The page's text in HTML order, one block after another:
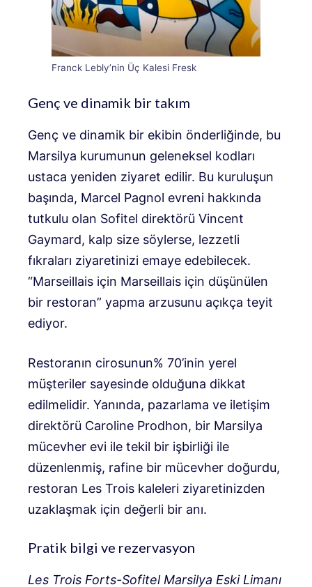
Franck Lebly’nin Üç Kalesi Fresk
Genç ve dinamik bir takım
Genç ve dinamik bir ekibin önderliğinde, bu
Marsilya kurumunun geleneksel kodları
ustaca yeniden ziyaret edilir. Bu kuruluşun
başında, Marcel Pagnol evreni hakkında
tutkulu olan Sofitel direktörü Vincent
Gaymard, kalp size söylerse, lezzetli
fıkraları ziyaretinizi emaye edebilecek.
“Marseillais için Marseillais için düşünülen
bir restoran” yapma arzusunu açıkça teyit
ediyor.
Restoranın cirosunun% 70’inin yerel
müşteriler sayesinde olduğuna dikkat
edilmelidir. Yanında, pazarlama ve iletişim
direktörü Caroline Prodhon, bir Marsilya
mücevher evi ile tekil bir işbirliği ile
düzenlenmiş, rafine bir mücevher doğurdu,
restoran Les Trois kaleleri ziyaretinizden
uzaklaşmak için değerli bir anı.
Pratik bilgi ve rezervasyon
Les Trois Forts-Sofitel Marsilya Eski Limanı